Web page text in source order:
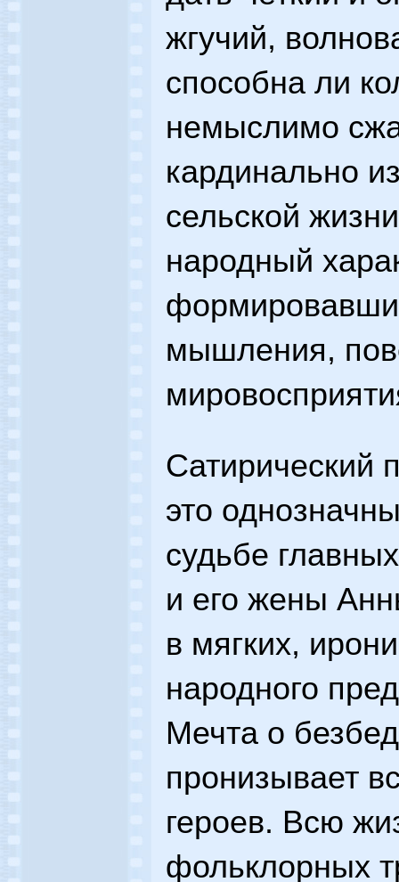
жгучий,
способна ли
немыслимо
кардинально
сельской
народный
мышления,
Сатирический
это
судьбе
и его жены
в мягких,
народного
Мечта о
пронизывает
героев. Всю
фольклорных